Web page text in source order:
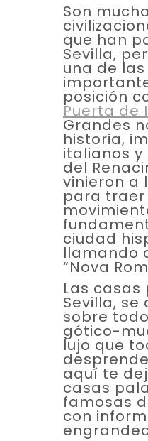
Son
que han
Sevilla,
una de
posición
Puerta de
Grandes
historia,
italianos
del
vinieron a
para traer
ciudad
llamando
“Nova
Las casas
Sevilla,
sobre
gótico-
lujo que
aquí te
casas
famosas
con